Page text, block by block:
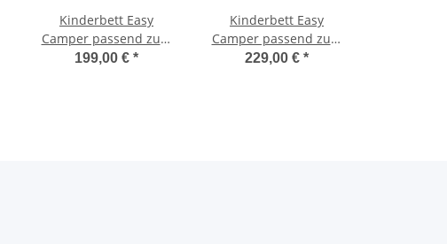
Kinderbett Easy
Camper passend zum
Renault Trafic ab 2014
199,00 € *
Kinderbett Easy
Camper passend zum
Vito/Viano ab 2014
229,00 € *